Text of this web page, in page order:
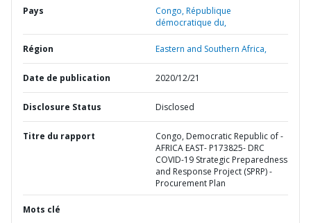
Pays Congo,République
démocratique du,
Région Eastern and Southern Africa,
Date de publication 2020/12/21
Disclosure Status Disclosed
Titre du rapport
Congo, Democratic Republic of -
AFRICA EAST- P173825- DRC
COVID-19 Strategic Preparedness
and Response Project (SPRP) -
Procurement Plan
Mots clé